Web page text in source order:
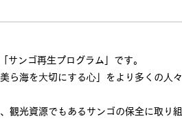
ンゴ再生プログラム」です。
ら海を⼤切にする⼼」をより多くの⼈々
観光資源でもあるサンゴの保全に取り組